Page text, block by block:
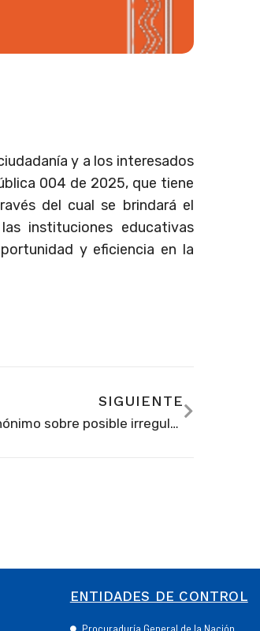
y a los interesados
004 de 2025, que tiene
del cual se brindará el
instituciones educativas
y eficiencia en la
SIGUIENTE
Respuesta a anónimo sobre posible irregularidad en horas extras de un docente
ENTIDADES DE CONTROL